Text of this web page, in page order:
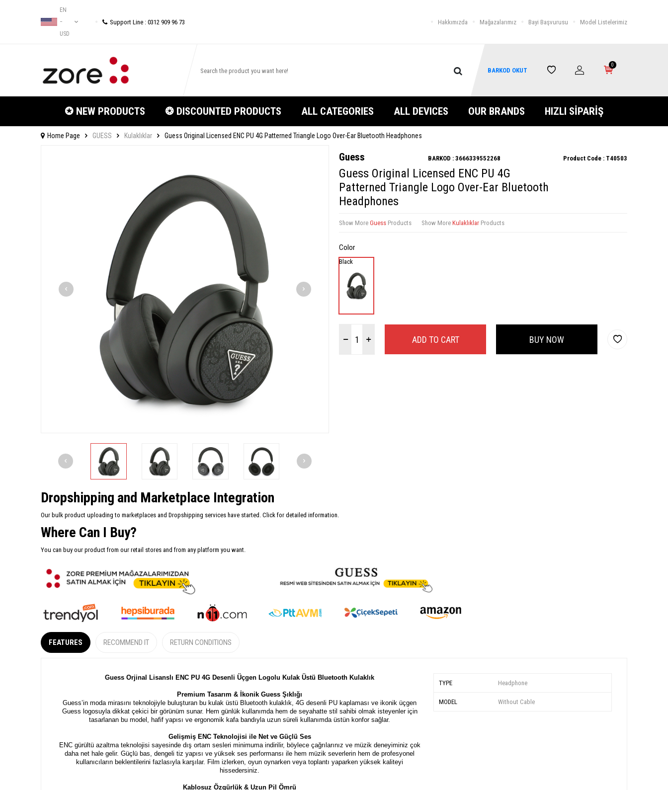
EN
−
USD
Support Line : 0312 909 96 73 Hakkımızda Mağazalarımız Bayi Başvurusu Model Listelerimiz
BARKOD OKUT
0
✪ NEW PRODUCTS ❂ DISCOUNTED PRODUCTS ALL CATEGORIES ALL DEVICES OUR BRANDS HIZLI SİPARİŞ
Home Page GUESS Kulaklıklar Guess Original Licensed ENC PU 4G Patterned Triangle Logo Over-Ear Bluetooth Headphones
Guess BARKOD : 3666339552268 Product Code : T40503
Guess Original Licensed ENC PU 4G
Patterned Triangle Logo Over-Ear Bluetooth
Headphones
Show More Guess Products Show More Kulaklıklar Products
Color
Black
ADD TO CART BUY NOW
Dropshipping and Marketplace Integration
Our bulk product uploading to marketplaces and Dropshipping services have started. Click for detailed information.
Where Can I Buy?
You can buy our product from our retail stores and from any platform you want.
FEATURES RECOMMEND IT RETURN CONDITIONS
Guess Orjinal Lisanslı ENC PU 4G Desenli Üçgen Logolu Kulak Üstü Bluetooth Kulaklık
Premium Tasarım & İkonik Guess Şıklığı
Guess’in moda mirasını teknolojiyle buluşturan bu kulak üstü Bluetooth kulaklık, 4G desenli PU kaplaması ve ikonik üçgen
Guess logosuyla dikkat çekici bir görünüm sunar. Hem günlük kullanımda hem de seyahatte stil sahibi olmak isteyenler için
tasarlanan bu model, hafif yapısı ve ergonomik kafa bandıyla uzun süreli kullanımda üstün konfor sağlar.
Gelişmiş ENC Teknolojisi ile Net ve Güçlü Ses
ENC gürültü azaltma teknolojisi sayesinde dış ortam sesleri minimuma indirilir, böylece çağrılarınız ve müzik deneyiminiz çok
daha net hale gelir. Güçlü bas, dengeli tiz yapısı ve yüksek ses performansı ile hem müzik severlerin hem de profesyonel
kullanıcıların beklentilerini fazlasıyla karşılar. Film izlerken, oyun oynarken veya toplantı yaparken yüksek kaliteyi
hissedersiniz.
Kablosuz Özgürlük & Uzun Pil Ömrü
TYPE Headphone
MODEL Without Cable